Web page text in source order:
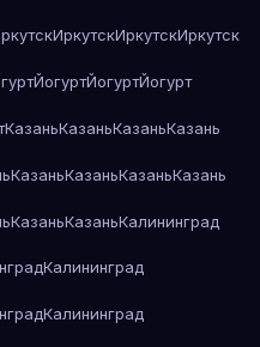
ИркутскИркутскИркутск
ЙогуртЙогуртЙогурт
КазаньКазаньКазаньКазань
КазаньКазаньКазаньКазань
КазаньКазаньКалининград
Калининград
Калининград